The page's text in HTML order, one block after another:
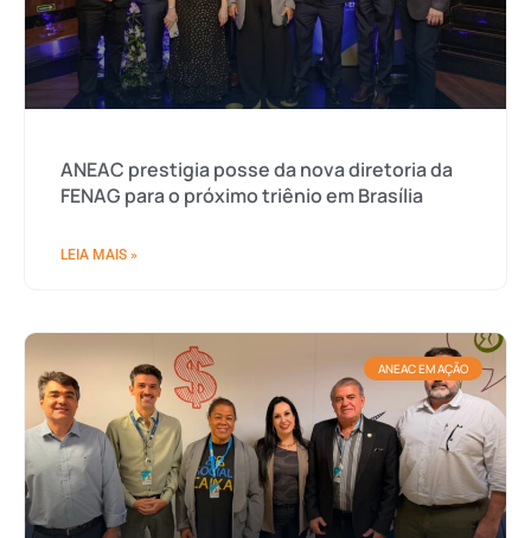
ANEAC prestigia posse da nova diretoria da
FENAG para o próximo triênio em Brasília
LEIA MAIS »
ANEAC EM AÇÃO